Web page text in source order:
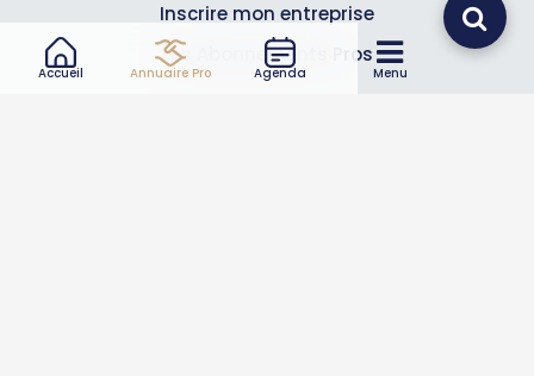
Accueil Annuaire Pro Agenda Menu
Inscrire mon entreprise
Les Abonnements Pros